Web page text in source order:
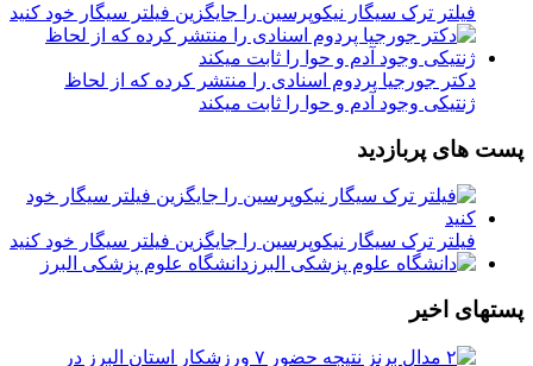
فیلتر ترک سیگار نیکوپرسین را جایگزین فیلتر سیگار خود کنید
دکتر جورجیا پردوم اسنادی را منتشر کرده که از لحاظ
ژنتیکی وجود آدم و حوا را ثابت میکند
پست های پربازدید
فیلتر ترک سیگار نیکوپرسین را جایگزین فیلتر سیگار خود کنید
دانشگاه علوم پزشکی البرز
پستهای اخیر